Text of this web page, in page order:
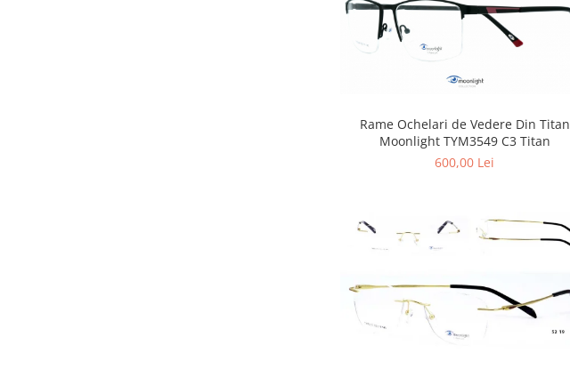
Rame Ochelari de Vedere Din Titan
Moonlight TYM3549 C3 Titan
600,00 Lei